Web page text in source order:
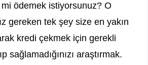
ödemek istiyorsunuz? O
gereken tek şey size en yakın
kredi çekmek için gerekli
sağlamadığınızı araştırmak.